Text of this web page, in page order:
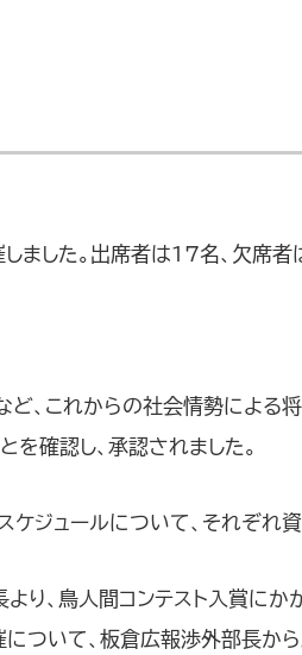
した。出席者は17名、欠席者
ど、これからの社会情勢によ
確認し、承認されました。
ュールについて、それぞれ資
り、鳥人間コンテスト入賞に
ついて、板倉広報渉外部長か